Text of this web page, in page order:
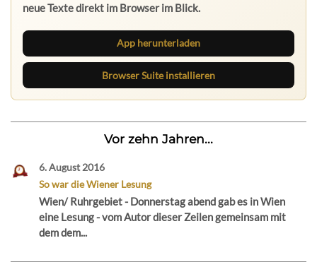
neue Texte direkt im Browser im Blick.
App herunterladen
Browser Suite installieren
Vor zehn Jahren...
6. August 2016
So war die Wiener Lesung
Wien/ Ruhrgebiet - Donnerstag abend gab es in Wien
eine Lesung - vom Autor dieser Zeilen gemeinsam mit
dem dem...